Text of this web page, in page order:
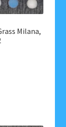
Milana,